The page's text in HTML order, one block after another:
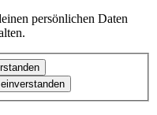
persönlichen Daten